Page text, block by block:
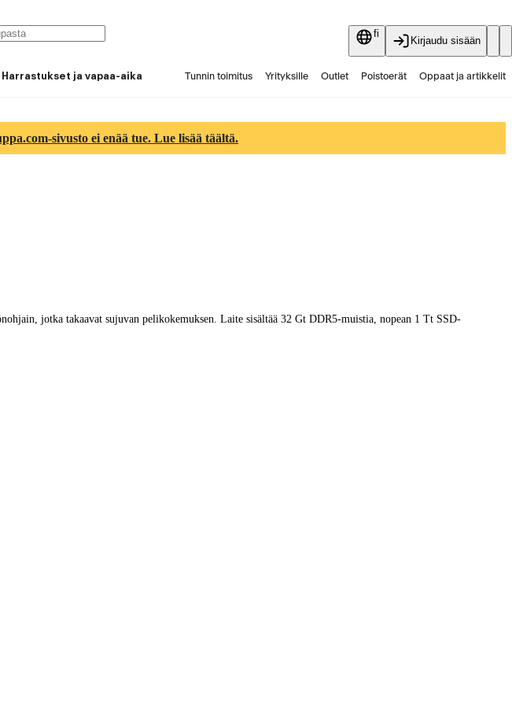
fi
Kirjaudu sisään
Harrastukset ja vapaa-aika Tunnin toimitus Yrityksille Outlet Poistoerät Oppaat ja artikkelit
sivusto ei enää tue. Lue lisää täältä.
jotka takaavat sujuvan pelikokemuksen. Laite sisältää 32 Gt DDR5-muistia, nopean 1 Tt SSD-